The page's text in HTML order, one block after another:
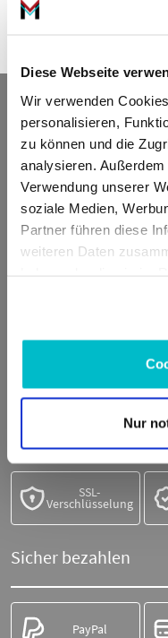
Diese Webseite
Wir verwenden
personalisieren,
zu können und die
analysieren.
Verwendung unserer
soziale Medien,
Partner führen diese
weiteren Daten
Nur
KANGOO BE BOP (KW0/1_)
Kontakt
ADDED VALUE Unlimited
Fritz-Müller-Str. 100
73730 Esslingen am Neckar
Deutschland
Sicher einkaufen
SSL-
Verschlüsselung
Sicher bezahlen
PayPal